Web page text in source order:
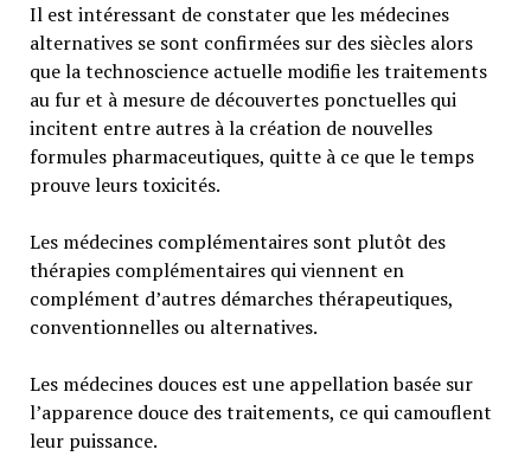
Il est intéressant de constater que les médecines
alternatives se sont confirmées sur des siècles alors
que la technoscience actuelle modifie les traitements
au fur et à mesure de découvertes ponctuelles qui
incitent entre autres à la création de nouvelles
formules pharmaceutiques, quitte à ce que le temps
prouve leurs toxicités.
Les médecines complémentaires sont plutôt des
thérapies complémentaires qui viennent en
complément d’autres démarches thérapeutiques,
conventionnelles ou alternatives.
Les médecines douces est une appellation basée sur
l’apparence douce des traitements, ce qui camouflent
leur puissance.